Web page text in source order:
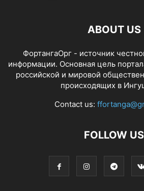
ABOUT US
ФортангаОрг - источник
информации. Основная цель
российской и мировой
происходящих в
Contact us:
FOLLOW US